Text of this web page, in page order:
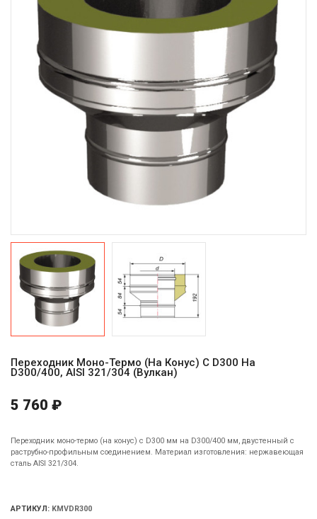
Переходник Моно-Термо (на Конус) С D300 На
D300/400, AISI 321/304 (Вулкан)
5 760 ₽
Переходник моно-термо (на конус) с D300 мм на D300/400 мм, двустенный с
раструбно-профильным соединением. Материал изготовления: нержавеющая
сталь AISI 321/304.
АРТИКУЛ: KMVDR300